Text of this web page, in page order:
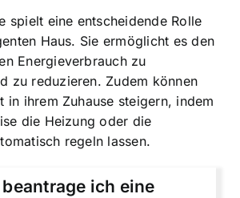
spielt eine entscheidende Rolle
Haus. Sie ermöglicht es den
Energieverbrauch zu
zu reduzieren. Zudem können
in ihrem Zuhause steigern, indem
die Heizung oder die
regeln lassen.
ich eine